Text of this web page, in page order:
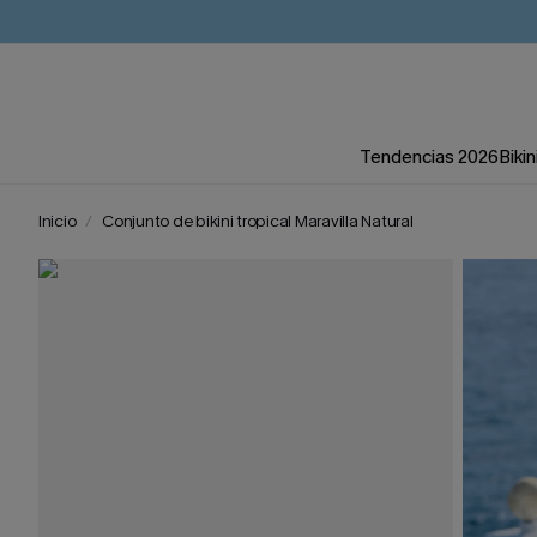
Tendencias 2026
Inicio Conjunto de bikini tropical Maravilla Natural